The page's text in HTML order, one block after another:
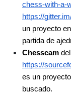
chess-with-a-
https://
un proyecto
partida de
Chesscam
https://
es un
buscado.